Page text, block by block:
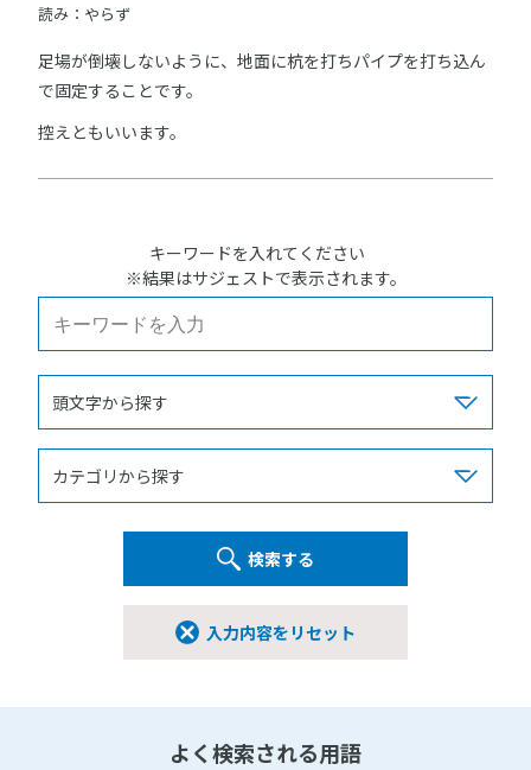
読み：やらず
足場が倒壊しないように、地面に杭を打ちパイプを打ち込ん
で固定することです。
控えともいいます。
キーワードを入れてください
※結果はサジェストで表示されます。
入力内容をリセット
検索する
よく検索される用語